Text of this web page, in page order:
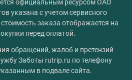
официальным ресурсом ОАО
указана с учетом сервисного
заказа отображается на
перед оплатой.
обращений, жалоб и претензий
Заботы rutrip.ru по телефону
в подвале сайта.